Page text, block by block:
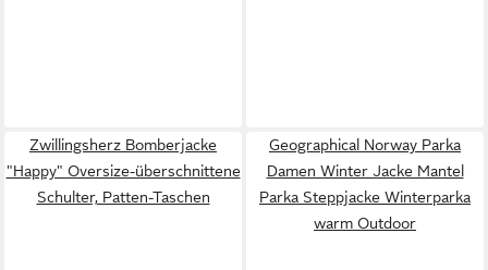
Zwillingsherz Bomberjacke
"Happy" Oversize-überschnittene
Schulter, Patten-Taschen
Geographical Norway Parka
Damen Winter Jacke Mantel
Parka Steppjacke Winterparka
warm Outdoor